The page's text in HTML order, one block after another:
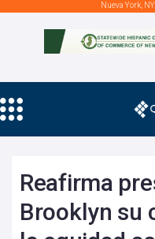
Nueva York,
Reafirma
Brooklyn su